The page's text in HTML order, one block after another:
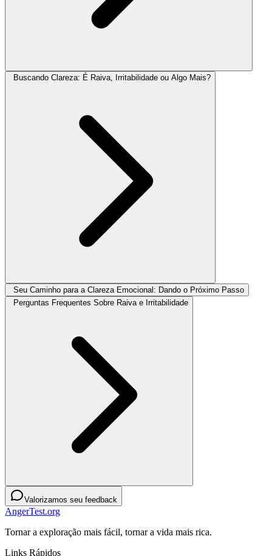
Buscando Clareza: É Raiva, Irritabilidade ou Algo Mais?
Seu Caminho para a Clareza Emocional: Dando o Próximo Passo
Perguntas Frequentes Sobre Raiva e Irritabilidade
Valorizamos seu feedback
AngerTest.org
Tornar a exploração mais fácil, tornar a vida mais rica.
Links Rápidos